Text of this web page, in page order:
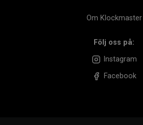
Om Klockmaster
Följ oss på:
Instagram
Facebook